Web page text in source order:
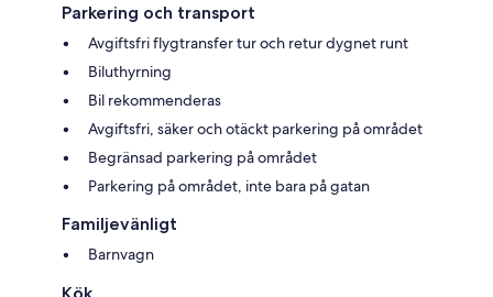
Parkering och transport
Avgiftsfri flygtransfer tur och retur dygnet runt
Biluthyrning
Bil rekommenderas
Avgiftsfri, säker och otäckt parkering på området
Begränsad parkering på området
Parkering på området, inte bara på gatan
Familjevänligt
Barnvagn
Kök